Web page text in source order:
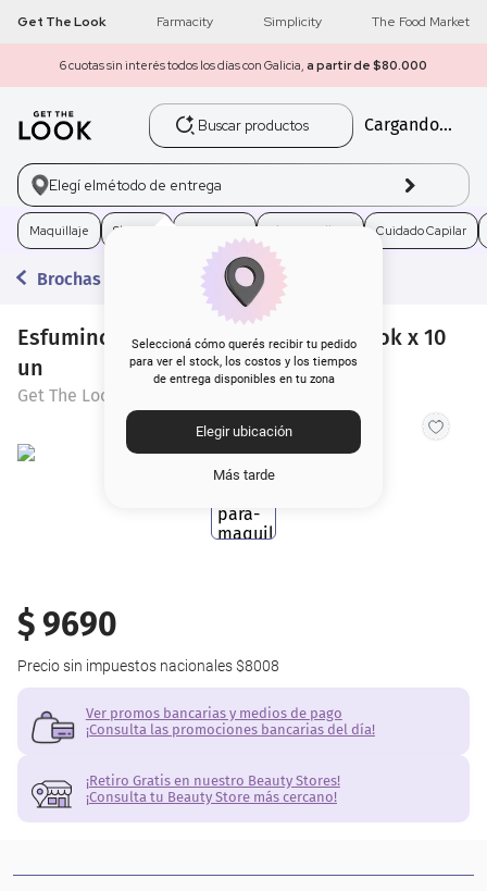
Get The Look Farmacity Simplicity The Food Market
6 cuotas sin interés todos los días con Galicia, a partir de $80.000
Buscar productos
Cargando...
Elegí elmétodo de entrega
Seleccioná cómo querés recibir tu pedido
para ver el stock, los costos y los tiempos
de entrega disponibles en tu zona
Elegir ubicación
Más tarde
Maquillaje Skincare Electro Belleza Cuidado Capilar
Brochas y Pinceles
Esfuminos para Sombras Get The Look x 10
un
Get The Look
$9690
Precio sin impuestos nacionales $8008
Ver promos bancarias y medios de pago
¡Consulta las promociones bancarias del día!
¡Retiro Gratis en nuestro Beauty Stores!
¡Consulta tu Beauty Store más cercano!
1 get the look
2 máscara pestañas
brochas
4. loreal
5. corrector
6. rubor